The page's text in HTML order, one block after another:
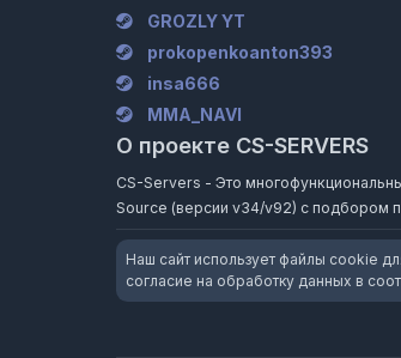
GROZLY YT
prokopenkoanton393
insa666
MMA_NAVI
О проекте CS-SERVERS
CS-Servers - Это
Source (версии v34/v92) с подбором
Наш сайт использует файлы cookie
согласие на обработку данных в